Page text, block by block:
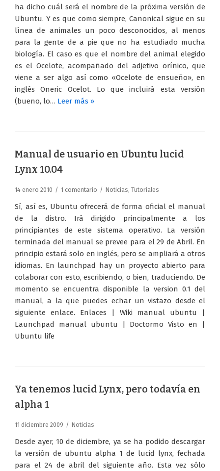
ha dicho cuál será el nombre de la próxima versión de
Ubuntu. Y es que como siempre, Canonical sigue en su
línea de animales un poco desconocidos, al menos
para la gente de a pie que no ha estudiado mucha
biología. El caso es que el nombre del animal elegido
es el Ocelote, acompañado del adjetivo orínico, que
viene a ser algo así como «Ocelote de ensueño», en
inglés Oneric Ocelot. Lo que incluirá esta versión
(bueno, lo… Leer más »
Manual de usuario en Ubuntu lucid
Lynx 10.04
14 enero 2010 1 comentario Noticias, Tutoriales
Sí, así es, Ubuntu ofrecerá de forma oficial el manual
de la distro. Irá dirigido principalmente a los
principiantes de este sistema operativo. La versión
terminada del manual se prevee para el 29 de Abril. En
principio estará solo en inglés, pero se ampliará a otros
idiomas. En launchpad hay un proyecto abierto para
colaborar con esto, escribiendo, o bien, traduciendo. De
momento se encuentra disponible la version 0.1 del
manual, a la que puedes echar un vistazo desde el
siguiente enlace. Enlaces | Wiki manual ubuntu |
Launchpad manual ubuntu | Doctormo Visto en |
Ubuntu life
Ya tenemos lucid Lynx, pero todavía en
alpha 1
11 diciembre 2009 Noticias
Desde ayer, 10 de diciembre, ya se ha podido descargar
la versión de ubuntu alpha 1 de lucid lynx, fechada
para el 24 de abril del siguiente año. Esta vez sólo